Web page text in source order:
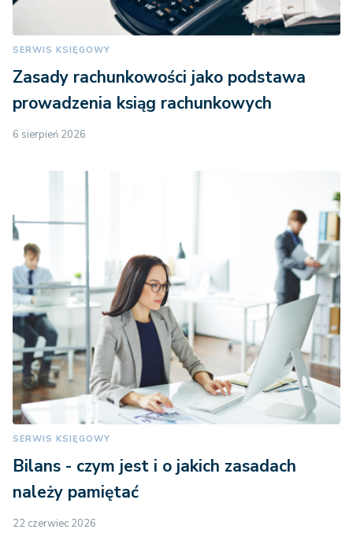
SERWIS KSIĘGOWY
Zasady rachunkowości jako podstawa
prowadzenia ksiąg rachunkowych
6 sierpień 2026
SERWIS KSIĘGOWY
Bilans - czym jest i o jakich zasadach
należy pamiętać
22 czerwiec 2026